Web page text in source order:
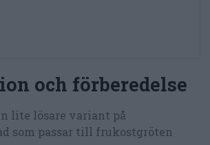
och förberedelse
lite lösare variant på
som passar till frukostgröten